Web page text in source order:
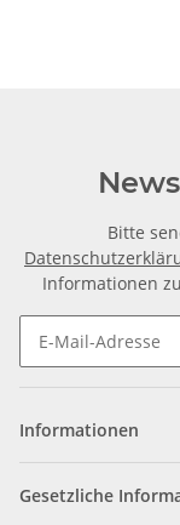
Bitte
Informationen
Informationen
Gesetzliche